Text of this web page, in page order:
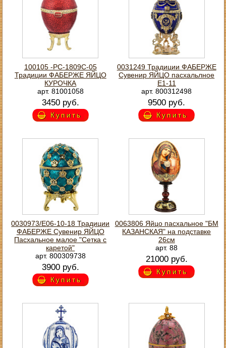
100105 -РС-1809С-05
Традиции ФАБЕРЖЕ ЯЙЦО
КУРОЧКА
арт. 81001058
3450 руб.
Купить
0031249 Традиции ФАБЕРЖЕ
Сувенир ЯЙЦО пасхальлное
Е1-11
арт. 800312498
9500 руб.
Купить
0030973/Е06-10-18 Традиции
ФАБЕРЖЕ Сувенир ЯЙЦО
Пасхальное малое "Сетка с
каретой"
арт. 800309738
3900 руб.
Купить
0063806 Яйцо пасхальное "БМ
КАЗАНСКАЯ" на подставке
26см
арт. 88
21000 руб.
Купить